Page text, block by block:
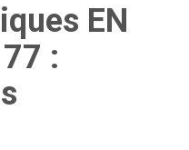
EN
: